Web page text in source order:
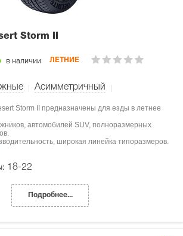
Storm II
в наличии ЛЕТНИЕ
Асимметричный
Storm II предназначены для езды в летнее
автомобилей SUV, полноразмерных
широкая линейка типоразмеров.
18-22
Подробнее...